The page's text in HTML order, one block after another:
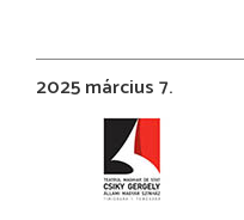
2025 március 7.